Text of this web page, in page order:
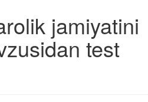
jamiyatini
test